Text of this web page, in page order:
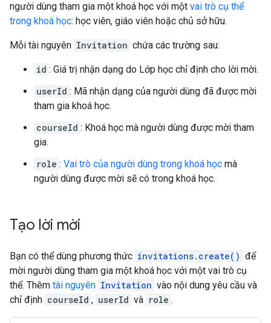
người dùng tham gia một khoá học với một vai trò cụ thể
trong khoá học: học viên, giáo viên hoặc chủ sở hữu.
Mỗi tài nguyên Invitation chứa các trường sau:
id : Giá trị nhận dạng do Lớp học chỉ định cho lời mời.
userId : Mã nhận dạng của người dùng đã được mời
tham gia khoá học.
courseId : Khoá học mà người dùng được mời tham
gia.
role : Vai trò của người dùng trong khoá học mà
người dùng được mời sẽ có trong khoá học.
Tạo lời mời
Bạn có thể dùng phương thức invitations.create() để
mời người dùng tham gia một khoá học với một vai trò cụ
thể. Thêm tài nguyên Invitation vào nội dung yêu cầu và
chỉ định courseId , userId và role .